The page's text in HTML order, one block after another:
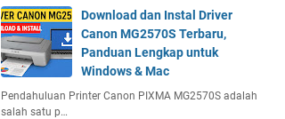
Download dan Instal Driver
Canon MG2570S Terbaru,
Panduan Lengkap untuk
Windows & Mac
Pendahuluan Printer Canon PIXMA MG2570S adalah
salah satu p…